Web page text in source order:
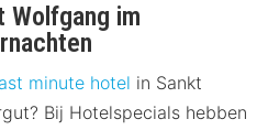
Wolfgang im
minute hotel in Sankt
Bij Hotelspecials hebben